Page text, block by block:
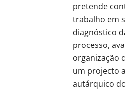
pretende
trabalho em
diagnóstico
processo,
organização
um projecto
autárquico